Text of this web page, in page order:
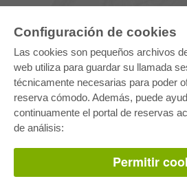
Configuración de cookies
Las cookies son pequeños archivos
web utiliza para guardar su llamada
técnicamente necesarias para poder
reserva cómodo. Además, puede
continuamente el portal de reservas
de análisis:
Permitir
E-COLLECTION
Paquete entero
Paquete de especialidades
Preguntas mas frequentes(FAQ)